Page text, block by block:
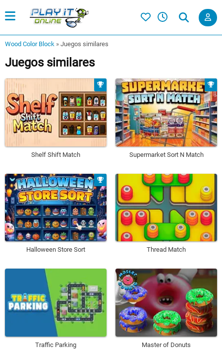
Wood Color Block » Juegos similares
Juegos similares
Shelf Shift Match Supermarket Sort N Match
Halloween Store Sort Thread Match
Traffic Parking Master of Donuts